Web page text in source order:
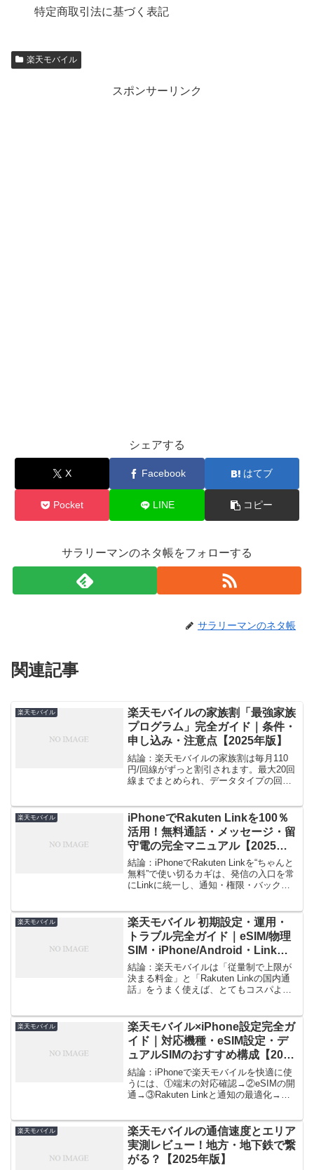
特定商取引法に基づく表記
楽天モバイル
スポンサーリンク
シェアする
X Facebook はてブ
Pocket LINE コピー
サラリーマンのネタ帳をフォローする
サラリーマンのネタ帳
関連記事
楽天モバイル
楽天モバイルの家族割「最強家族
プログラム」完全ガイド｜条件・
申し込み・注意点【2025年版】
結論：楽天モバイルの家族割は毎月110
円/回線がずっと割引されます。最大20回
線までまとめられ、データタイプの回線
ー・事実婚も参加できます。2025年2月ご
利用分（3月...
楽天モバイル
iPhoneでRakuten Linkを100％
活用！無料通話・メッセージ・留
守電の完全マニュアル【2025年
版】
結論：iPhoneでRakuten Linkを“ちゃんと
無料”で使い切るカギは、発信の入口を常
にLinkに統一し、通知・権限・バックグ
掛ける、留守電/転送の挙動を把握す...
楽天モバイル
楽天モバイル 初期設定・運用・
トラブル完全ガイド｜eSIM/物理
SIM・iPhone/Android・Link設
定・安定＆節約術【2025年版】
結論：楽天モバイルは「従量制で上限が
決まる料金」と「Rakuten Linkの国内通
話」をうまく使えば、とてもコスパよく
わることがあります。そこで本記事で
は、開通から日...
楽天モバイル
楽天モバイル×iPhone設定完全ガ
イド｜対応機種・eSIM設定・デ
ュアルSIMのおすすめ構成【2025
年版】
結論：iPhoneで楽天モバイルを快適に使
うには、①端末の対応確認→②eSIMの開
通→③Rakuten Linkと通知の最適化→④
ルート”だけを詰め込みました。1....
楽天モバイル
楽天モバイルの通信速度とエリア
実測レビュー！地方・地下鉄で繋
がる？【2025年版】